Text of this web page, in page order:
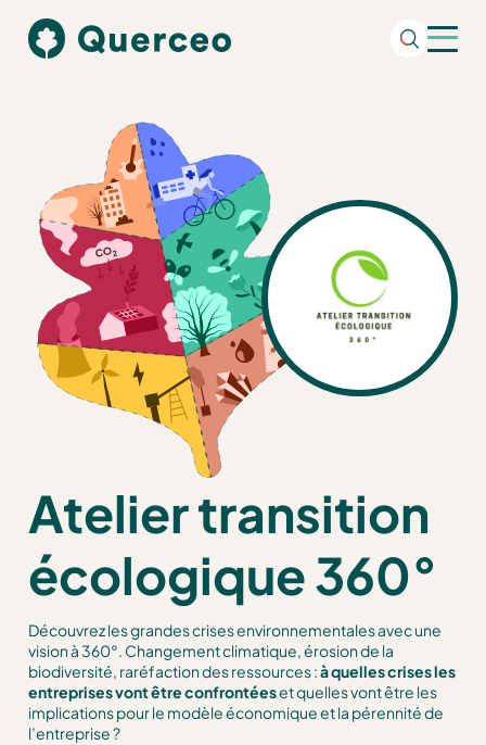
Atelier transition
écologique 360°
Découvrez les grandes crises environnementales avec une
vision à 360°. Changement climatique, érosion de la
biodiversité, raréfaction des ressources :à quelles crises les
entreprises vont être confrontéeset quelles vont être les
implications pour le modèle économique et la pérennité de
l’entreprise ?